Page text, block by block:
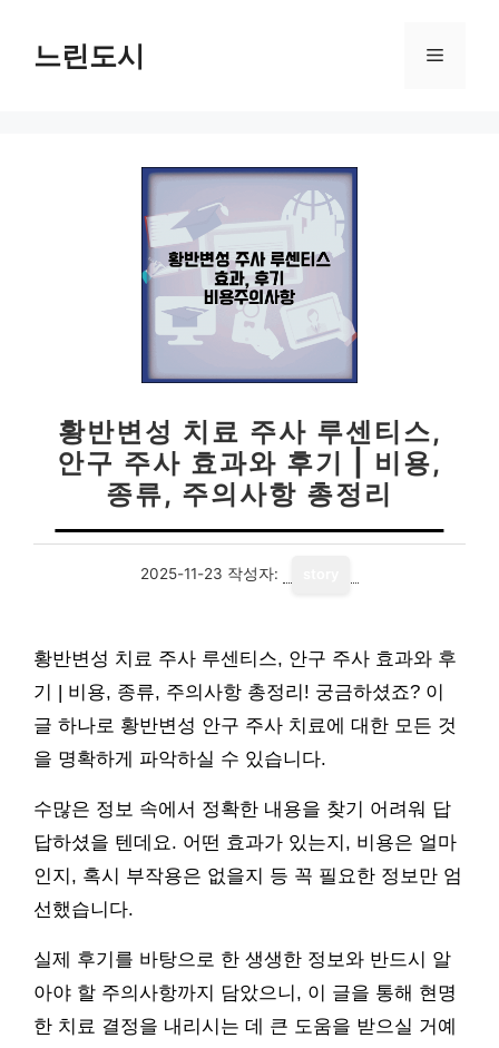
느린도시 메
황반변성 치료 주사 루센티스,
안구 주사 효과와 후기 | 비용,
종류, 주의사항 총정리
2025-11-23 작성자:
황반변성 치료 주사 루센티스, 안구 주사 효과와 후
기 | 비용, 종류, 주의사항 총정리! 궁금하셨죠? 이
글 하나로 황반변성 안구 주사 치료에 대한 모든 것
을 명확하게 파악하실 수 있습니다.
수많은 정보 속에서 정확한 내용을 찾기 어려워 답
답하셨을 텐데요. 어떤 효과가 있는지, 비용은 얼마
인지, 혹시 부작용은 없을지 등 꼭 필요한 정보만 엄
선했습니다.
실제 후기를 바탕으로 한 생생한 정보와 반드시 알
아야 할 주의사항까지 담았으니, 이 글을 통해 현명
한 치료 결정을 내리시는 데 큰 도움을 받으실 거예